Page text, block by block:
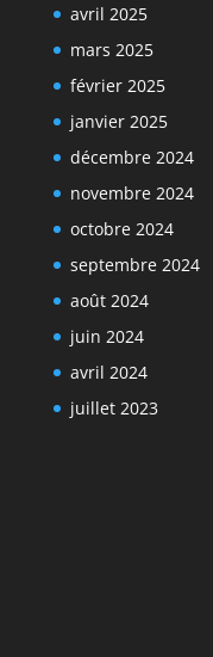
avril 2025
mars 2025
février 2025
janvier 2025
décembre 2024
novembre 2024
octobre 2024
septembre 2024
août 2024
juin 2024
avril 2024
juillet 2023